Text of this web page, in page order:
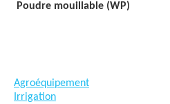
Poudre mouillable (WP)
Agroéquipement
Irrigation